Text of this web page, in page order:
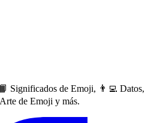
Significados de Emoji, 👨‍💻 Datos,
de Emoji y más.